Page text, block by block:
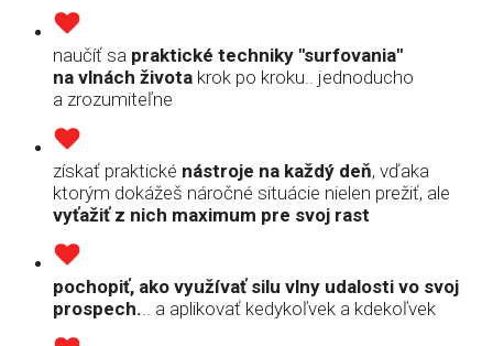
naučíť sa praktické techniky "surfovania"
na vlnách života krok po kroku.. jednoducho
a zrozumiteľne
získať praktické nástroje na každý deň, vďaka
ktorým dokážeš náročné situácie nielen prežiť, ale
vyťažiť z nich maximum pre svoj rast
pochopiť, ako využívať silu vlny udalosti vo svoj
prospech... a aplikovať kedykoľvek a kdekoľvek